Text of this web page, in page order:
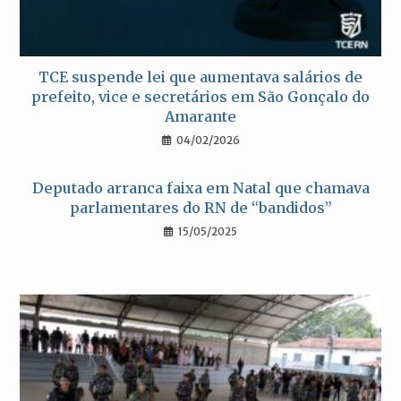
TCE suspende lei que aumentava salários de
prefeito, vice e secretários em São Gonçalo do
Amarante
04/02/2026
Deputado arranca faixa em Natal que chamava
parlamentares do RN de “bandidos”
15/05/2025